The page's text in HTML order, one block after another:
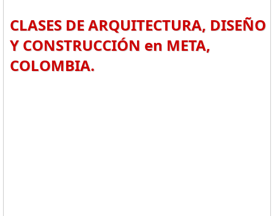
CLASES DE ARQUITECTURA, DISEÑO
Y CONSTRUCCIÓN en META,
COLOMBIA.